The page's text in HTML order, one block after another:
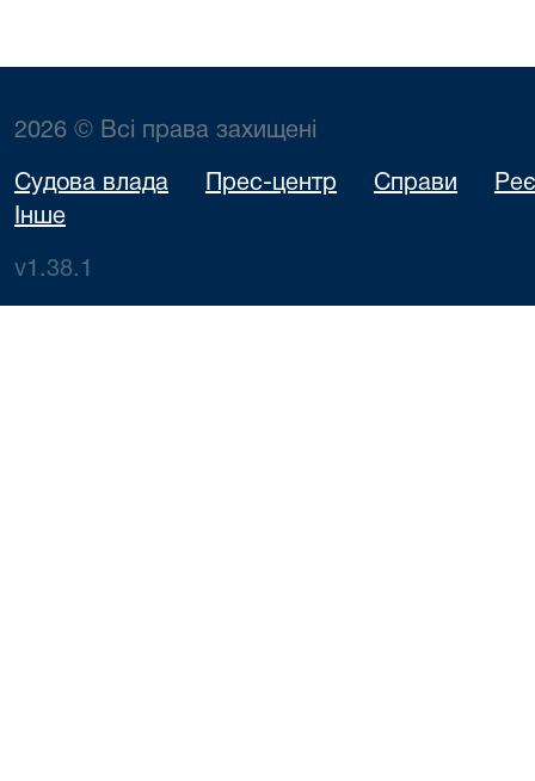
2026 © Всі права захищені
Судова влада Прес-центр Справи
Інше
v1.38.1